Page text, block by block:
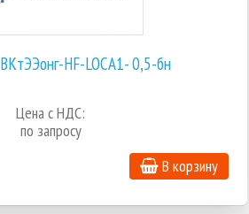
HF-LOCA1- 0,5-бн
Цена с НДС:
по запросу
В корзину